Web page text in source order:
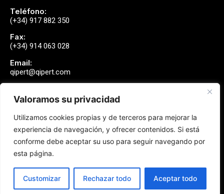
Valoramos su privacidad
Utilizamos cookies propias y de terceros para mejorar la
experiencia de navegación, y ofrecer contenidos. Si está
conforme debe aceptar su uso para seguir navegando por
esta página.
Customizar Rechazar todo Aceptar todo
Teléfono:
(+34) 917 882 350
Fax:
(+34) 914 063 028
Email:
qipert@qipert.com
Contactar
Síguenos